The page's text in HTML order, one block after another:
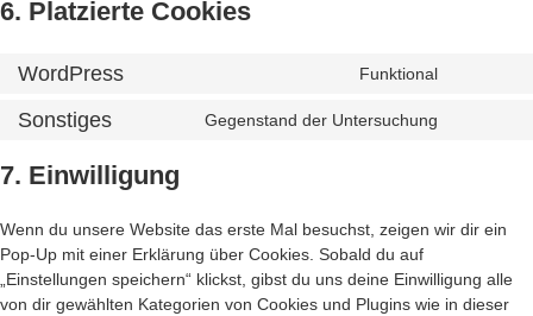
6. Platzierte Cookies
WordPress Funktional
Sonstiges Gegenstand der Untersuchung
7. Einwilligung
Wenn du unsere Website das erste Mal besuchst, zeigen wir dir ein
Pop-Up mit einer Erklärung über Cookies. Sobald du auf
„Einstellungen speichern“ klickst, gibst du uns deine Einwilligung alle
von dir gewählten Kategorien von Cookies und Plugins wie in dieser